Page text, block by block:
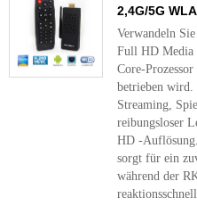
2,4G/5G
Verwandeln
Full HD Media
Core-
betrieben wird.
Streaming,
reibungsloser
HD -
sorgt für ein
während der